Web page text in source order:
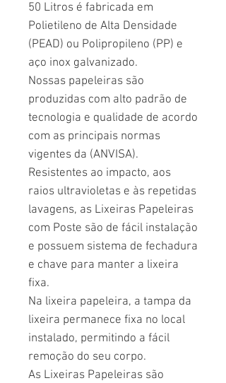
50 Litros é fabricada em
Polietileno de Alta Densidade
(PEAD) ou Polipropileno (PP) e
aço inox galvanizado.
Nossas papeleiras são
produzidas com alto padrão de
tecnologia e qualidade de acordo
com as principais normas
vigentes da (ANVISA).
Resistentes ao impacto, aos
raios ultravioletas e às repetidas
lavagens, as Lixeiras Papeleiras
com Poste são de fácil instalação
e possuem sistema de fechadura
e chave para manter a lixeira
fixa.
Na lixeira papeleira, a tampa da
lixeira permanece fixa no local
instalado, permitindo a fácil
remoção do seu corpo.
As Lixeiras Papeleiras são